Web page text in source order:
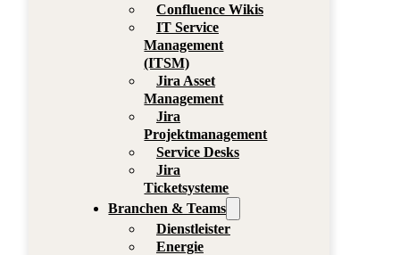
Confluence Wikis
IT Service
Management
(ITSM)
Jira Asset
Management
Jira
Projektmanagement
Service Desks
Jira
Ticketsysteme
Branchen & Teams
Dienstleister
Energie